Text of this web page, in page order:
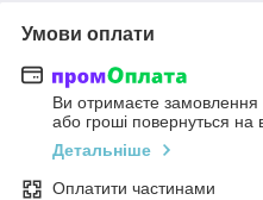
Умови оплати
Ви отримаєте замовлення
або гроші повернуться на
Детальніше
Оплатити частинами